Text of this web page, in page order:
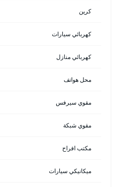
كرين
كهربائي سيارات
كهربائي منازل
محل هواتف
مقوي سيرفس
مقوي شبكة
مكتب افراح
ميكانيكي سيارات